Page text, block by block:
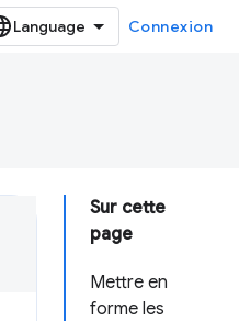
Connexion
Sur cette
page
Mettre en
forme les